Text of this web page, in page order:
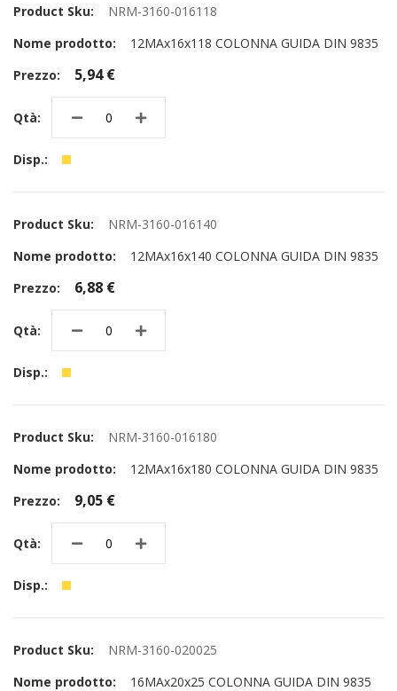
NRM-3160-016118
12MAx16x118 COLONNA GUIDA DIN 9835
5,94 €
NRM-3160-016140
12MAx16x140 COLONNA GUIDA DIN 9835
6,88 €
NRM-3160-016180
12MAx16x180 COLONNA GUIDA DIN 9835
9,05 €
NRM-3160-020025
16MAx20x25 COLONNA GUIDA DIN 9835